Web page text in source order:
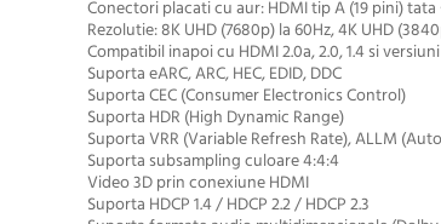
Conectori placati cu aur: HDMI tip A (19 pini)
Rezolutie: 8K UHD (7680p) la 60Hz, 4K UHD
Compatibil inapoi cu HDMI 2.0a, 2.0, 1.4 si
Suporta eARC, ARC, HEC, EDID, DDC
Suporta CEC (Consumer Electronics Control)
Suporta HDR (High Dynamic Range)
Suporta VRR (Variable Refresh Rate), ALLM
Suporta subsampling culoare 4:4:4
Video 3D prin conexiune HDMI
Suporta HDCP 1.4 / HDCP 2.2 / HDCP 2.3